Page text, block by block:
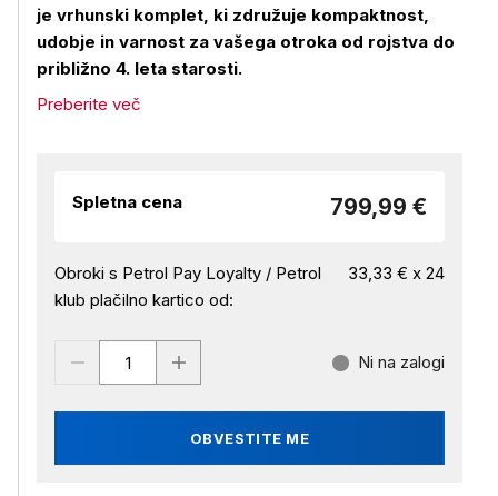
je vrhunski komplet, ki združuje kompaktnost,
udobje in varnost za vašega otroka od rojstva do
približno 4. leta starosti.
Preberite več
Spletna cena 799,99 €
Obroki s Petrol Pay Loyalty / Petrol
klub plačilno kartico od:
33,33 € x 24
OBVESTITE ME
Ni na zalogi